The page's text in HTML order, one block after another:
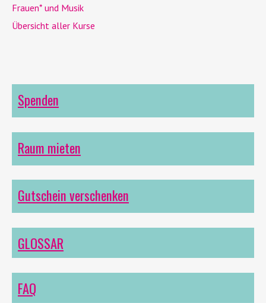
Frauen* und Musik
Übersicht aller Kurse
Spenden
Raum mieten
Gutschein verschenken
GLOSSAR
FAQ